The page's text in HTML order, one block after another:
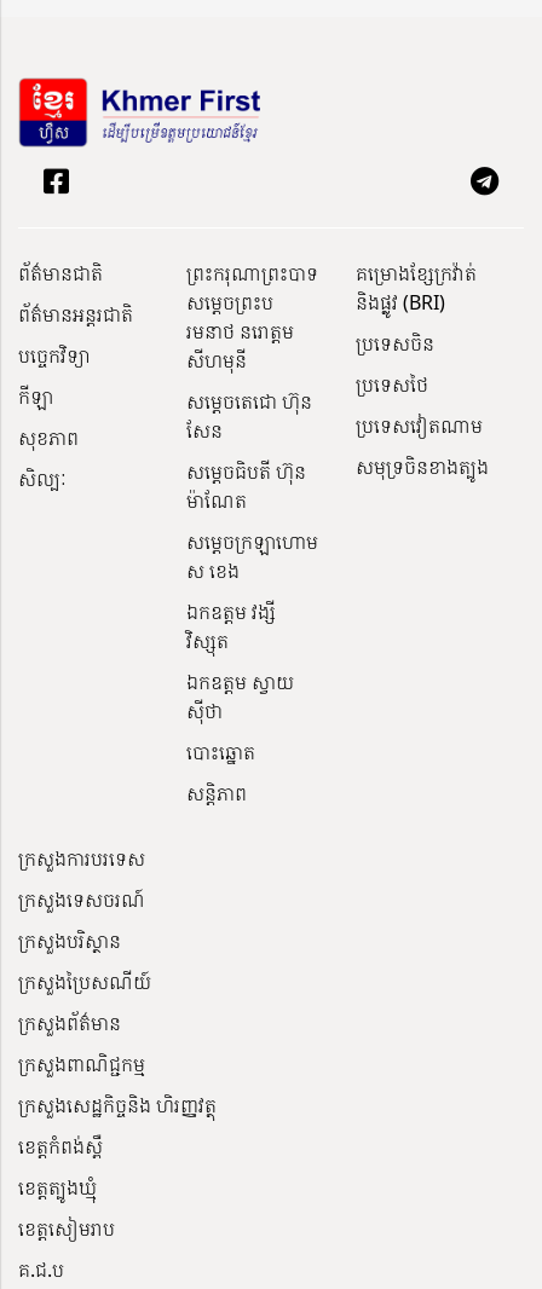
ព័ត៌មានជាតិ
ព័ត៌មានអន្តរជាតិ
បច្ចេកវិទ្យា
កីឡា
សុខភាព
សិល្បៈ
ព្រះករុណាព្រះបាទ
សម្តេចព្រះប
រមនាថ នរោត្តម
សីហមុនី
សម្តេចតេជោ ហ៊ុន
សែន
សម្ដេចធិបតី ហ៊ុន
ម៉ាណែត
សម្ដេចក្រឡាហោម
ស ខេង
ឯកឧត្តម វង្សី
វិស្សុត
ឯកឧត្តម ស្វាយ
ស៊ីថា
បោះឆ្នោត
សន្តិភាព
គម្រោងខ្សែក្រវ៉ាត់
និងផ្លូវ (BRI)
ប្រទេសចិន
ប្រទេសថៃ
ប្រទេសវៀតណាម
សមុទ្រចិនខាងត្បូង
ក្រសួងការបរទេស
ក្រសួងទេសចរណ៍
ក្រសួងបរិស្ថាន
ក្រសួងប្រៃសណីយ៍
ក្រសួងព័ត៌មាន
ក្រសួងពាណិជ្ជកម្ម
ក្រសួងសេដ្ឋកិច្ចនិង ហិរញ្ញវត្ថុ
ខេត្តកំពង់ស្ពឺ
ខេត្តត្បូងឃ្មុំ
ខេត្តសៀមរាប
គ.ជ.ប